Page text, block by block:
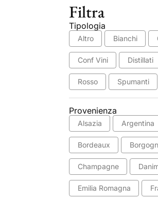
Filtra
Tipologia
Altro Bianchi
Conf Vini Distillati
Rosso Spumanti
Provenienza
Alsazia Argentina
Bordeaux
Champagne
Emilia Romagna